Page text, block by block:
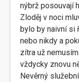
nýbrž posouvají
Zloděj v noci
bylo by naivní si
nebo nikdy a
zítra už
vždycky znovu
Nevěrný